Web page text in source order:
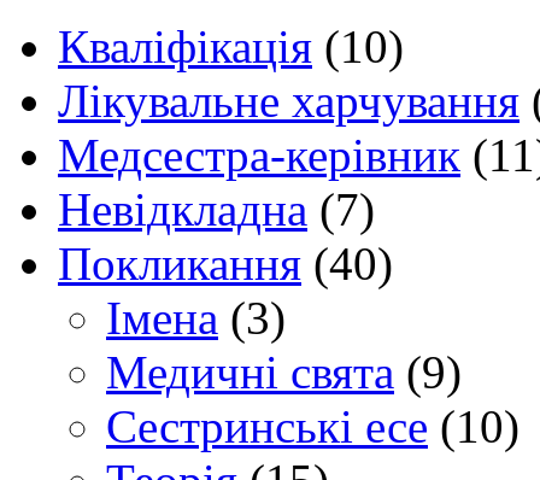
Кваліфікація (10)
Лікувальне харчування
Медсестра-керівник
Невідкладна (7)
Покликання (40)
Імена (3)
Медичні свята (9)
Сестринські есе (10)